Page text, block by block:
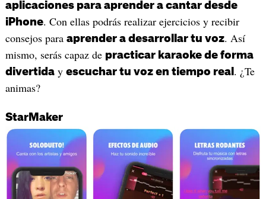
aplicaciones para aprender a cantar desde
iPhone. Con ellas podrás realizar ejercicios y recibir
consejos para aprender a desarrollar tu voz. Así
mismo, serás capaz de practicar karaoke de forma
divertiday escuchar tu voz en tiempo real . ¿Te
animas?
StarMaker